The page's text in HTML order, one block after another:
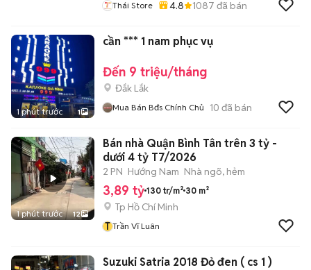
Thái Store 4.8 1087 đã bán
1 phút trước 1
cần *** 1 nam phục vụ
Đến 9 triệu/tháng
Đắk Lắk
Mua Bán Bđs Chính Chủ 10 đã bán
1 phút trước 12
Bán nhà Quận Bình Tân trên 3 tỷ -
dưới 4 tỷ T7/2026
2 PN Hướng Nam Nhà ngõ, hẻm
3,89 tỷ 130 tr/m² 30 m²
Tp Hồ Chí Minh
T Trần Vĩ Luân
Suzuki Satria 2018 Đỏ đen ( cs 1 )